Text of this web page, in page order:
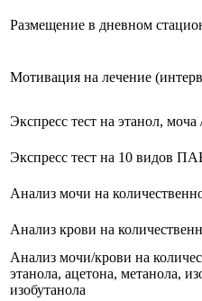
Размещение в дневном
Мотивация на лечение
Экспресс тест на этанол,
Экспресс тест на 10 видов
Анализ мочи на
Анализ крови на
Анализ мочи/крови на
этанола, ацетона, метанола,
изобутанола